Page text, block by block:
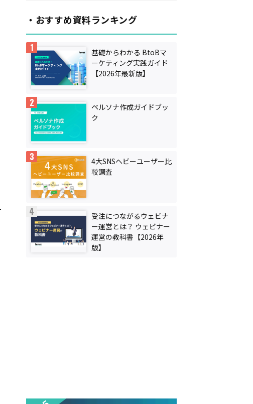
・おすすめ資料ランキング
基礎からわかる BtoBマ
ーケティング実践ガイド
【2026年最新版】
ペルソナ作成ガイドブッ
ク
4大SNSヘビーユーザー比
較調査
受注につながるウェビナ
ー運営とは？ ウェビナー
運営の教科書【2026年
版】